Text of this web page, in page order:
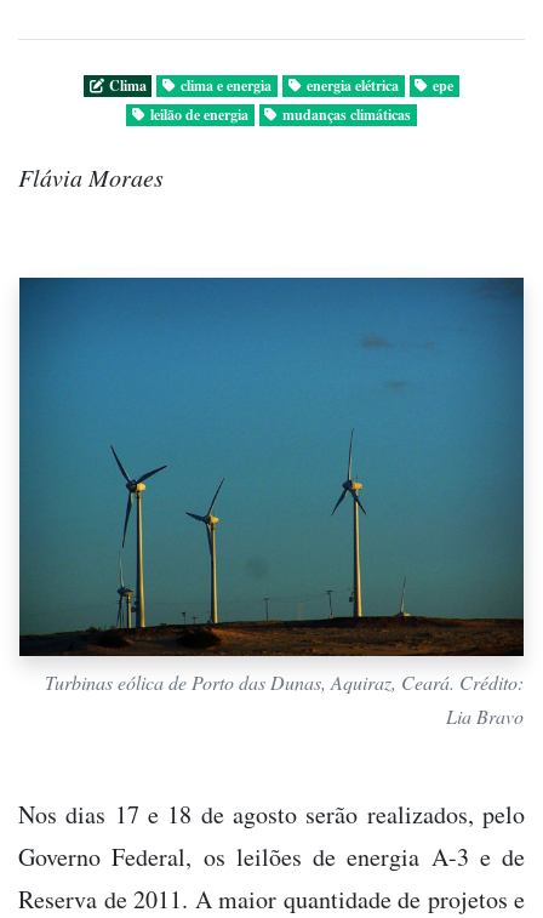
Clima clima e energia energia elétrica
epe
leilão de energia
mudanças climáticas
Flávia Moraes
Turbinas eólica de Porto das Dunas, Aquiraz, Ceará. Crédito:
Lia Bravo
Nos dias 17 e 18 de agosto serão realizados, pelo
Governo Federal, os leilões de energia A-3 e de
Reserva de 2011. A maior quantidade de projetos e